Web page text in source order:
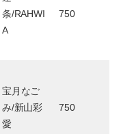
条/RAHWI
A
750
宝月なご
み/新山彩
愛
750